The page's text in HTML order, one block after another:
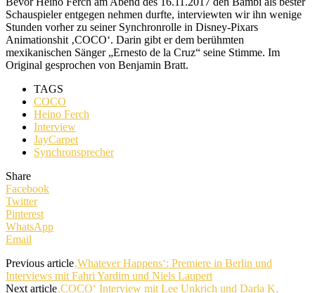
Schauspieler entgegen nehmen durfte, interviewten wir ihn wenige
Stunden vorher zu seiner Synchronrolle in Disney-Pixars
Animationshit ‚COCO‘. Darin gibt er dem berühmten
mexikanischen Sänger „Ernesto de la Cruz“ seine Stimme. Im
Original gesprochen von Benjamin Bratt.
TAGS
COCO
Heino Ferch
Interview
JayCarpet
Synchronsprecher
Share
Facebook
Twitter
Pinterest
WhatsApp
Email
Previous article‚Whatever Happens‘: Premiere in Berlin und
Interviews mit Fahri Yardim und Niels Laupert
Next article‚COCO‘ Interview mit Lee Unkrich und Darla K.